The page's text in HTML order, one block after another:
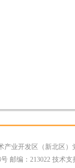
产业开发区（新北区）
邮编：213022 技术支